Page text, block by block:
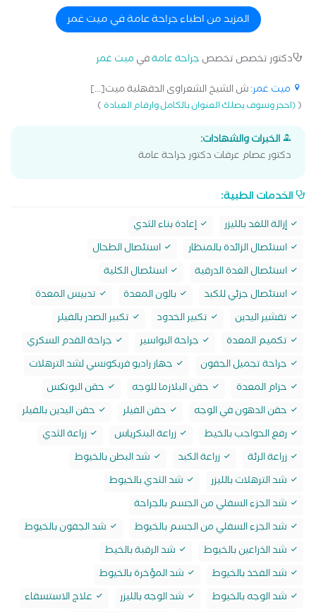
أورام الثدى و استئصال المرارة و الزائدة الدودية بالمنظار و
استئصال أورام القولون و المستقيم و الشرج بالمنظار و
استئصال البواسير و الشرخ و الناصور بالليزر
المزيد من اطباء جراحة عامة في ميت غمر
دكتور تخصص تخصص جراحة عامةفي ميت غمر
ميت غمر: ش الشيخ الشعراوى الدقهلية ميت[...]
((احجز وسوف يصلك العنوان بالكامل وارقام العيادة)
الخبرات والشهادات:
دكتور عصام عرفات دكتور جراحة عامة
الخدمات الطبية:
إزالة اللغد بالليزر
إعادة بناء الثدي
استئصال الزائدة بالمنظار
استئصال الطحال
استئصال الغدة الدرقية
استئصال الكلية
استئصال جزئي للكبد
بالون المعدة
تدبيس المعدة
تقشير اليدين
تكبير الخدود
تكبير الصدر بالفيلر
تكميم المعدة
جراحة البواسير
جراحة القدم السكري
جراحة تجميل الجفون
جهاز راديو فريكونسي لشد الترهلات
حزام المعدة
حقن البلازما للوجه
حقن البوتکس
حقن الدهون في الوجه
حقن الفيلر
حقن اليدين بالفيلر
رفع الحواجب بالخيط
زراعة البنكرياس
زراعة الثدي
زراعة الرئة
زراعة الكبد
شد البطن بالخيوط
شد الترهلات بالليزر
شد الثدي بالخيوط
شد الجزء السفلي من الجسم بالجراحة
شد الجزء السفلي من الجسم بالخيوط
شد الجفون بالخيوط
شد الذراعين بالخيوط
شد الرقبة بالخيط
شد الفخذ بالخيوط
شد المؤخرة بالخيوط
شد الوجه بالخيوط
شد الوجه بالليزر
علاج الاستسقاء